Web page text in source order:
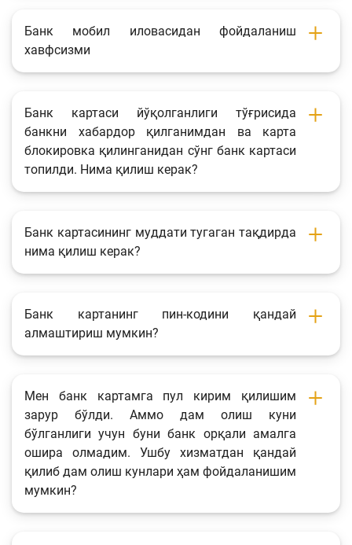
Банк мобил иловасидан фойдаланиш
хавфсизми
Банк картаси йўқолганлиги тўғрисида
банкни хабардор қилганимдан ва карта
блокировка қилинганидан сўнг банк картаси
топилди. Нима қилиш керак?
Банк картасининг муддати тугаган тақдирда
нима қилиш керак?
Банк картанинг пин-кодини қандай
алмаштириш мумкин?
Мен банк картамга пул кирим қилишим
зарур бўлди. Аммо дам олиш куни
бўлганлиги учун буни банк орқали амалга
ошира олмадим. Ушбу хизматдан қандай
қилиб дам олиш кунлари ҳам фойдаланишим
мумкин?